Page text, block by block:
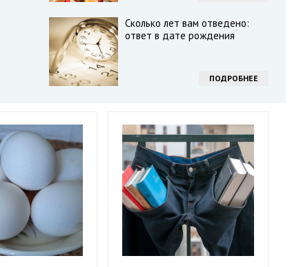
Сколько лет вам отведено:
ответ в дате рождения
ПОДРОБНЕЕ